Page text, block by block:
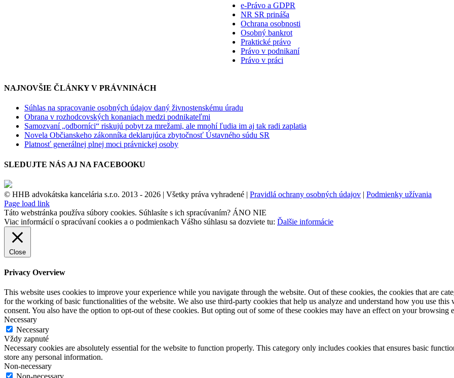
e-Právo a GDPR
NR SR prináša
Ochrana osobnosti
Osobný bankrot
Praktické právo
Právo v podnikaní
Právo v práci
NAJNOVŠIE ČLÁNKY V PRÁVNINÁCH
Súhlas na spracovanie osobných údajov daný živnostenskému úradu
Obrana v rozhodcovských konaniach medzi podnikateľmi
Samozvaní „odborníci“ riskujú pobyt za mrežami, ale mnohí ľudia im aj tak radi zaplatia
Novela Občianskeho zákonníka deklarujúca zbytočnosť Ústavného súdu SR
Platnosť generálnej plnej moci právnickej osoby
SLEDUJTE NÁS AJ NA FACEBOOKU
© HHB advokátska kancelária s.r.o. 2013 - 2026 | Všetky práva vyhradené | Pravidlá ochrany osobných údajov | Podmienky užívania
Facebook
Page load link
Táto webstránka používa súbory cookies. Súhlasíte s ich spracúvaním? ÁNO NIE
Viac informácií o spracúvaní cookies a o podmienkach Vášho súhlasu sa dozviete tu: Ďalšie informácie
Close
Privacy Overview
This website uses cookies to improve your experience while you navigate through the website. Out of these cookies, the cookies that are
for the working of basic functionalities of the website. We also use third-party cookies that help us analyze and understand how you use
consent. You also have the option to opt-out of these cookies. But opting out of some of these cookies may have an effect on your browsing
Necessary
Necessary
Vždy zapnuté
Necessary cookies are absolutely essential for the website to function properly. This category only includes cookies that ensures basic
store any personal information.
Non-necessary